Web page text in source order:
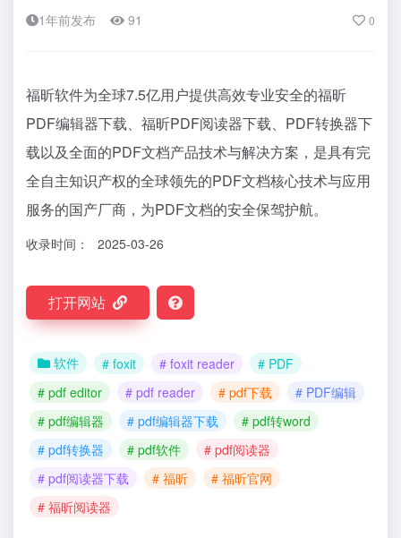
1年前发布 91 0
福昕软件为全球7.5亿用户提供高效专业安全的福昕
PDF编辑器下载、福昕PDF阅读器下载、PDF转换器下
载以及全面的PDF文档产品技术与解决方案，是具有完
全自主知识产权的全球领先的PDF文档核心技术与应用
服务的国产厂商，为PDF文档的安全保驾护航。
收录时间： 2025-03-26
打开网站
软件 # foxit # foxit reader
# PDF
# pdf editor
# pdf reader # pdf下载
# PDF编辑
# pdf编辑器
# pdf编辑器下载
# pdf转word
# pdf转换器
# pdf软件
# pdf阅读器
# pdf阅读器下载
# 福昕
# 福昕官网
# 福昕阅读器